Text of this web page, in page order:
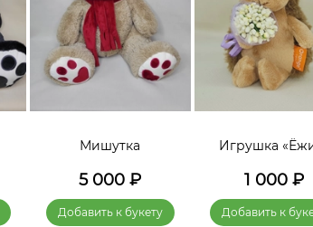
Мишутка
5 000 ₽
Добавить к букету
Игрушка
1 000 ₽
Добавить к